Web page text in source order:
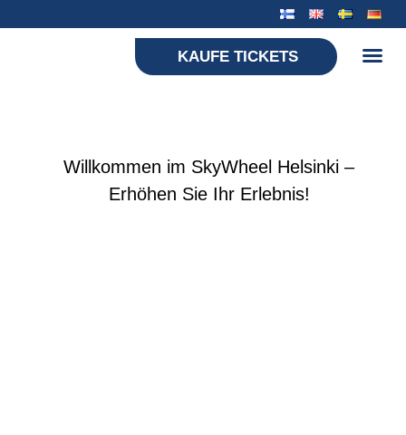
KAUFE TICKETS
Willkommen im SkyWheel Helsinki –
Erhöhen Sie Ihr Erlebnis!